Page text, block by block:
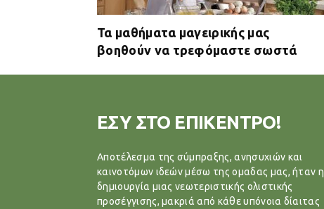
Τα μαθήματα μαγειρικής μας
βοηθούν να τρεφόμαστε σωστά
ΕΣΥ ΣΤΟ ΕΠΙΚΕΝΤΡΟ!
Αποτέλεσμα της σύμπραξης, ανησυχιών και
καινοτόμων ιδεών μέσω της ομαδας μας, ήταν η
δημιουργία μιας νεωτεριστικής ολιστικής
προσέγγισης, μακριά από κάθε υπόνοια δίαιτας